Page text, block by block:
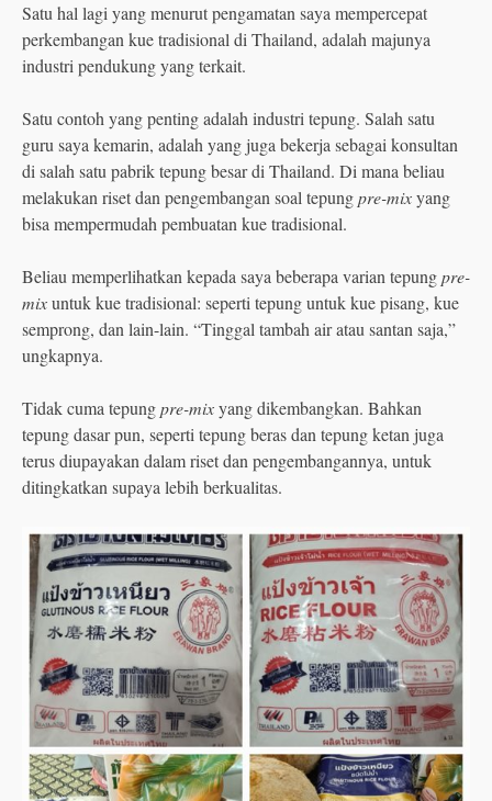
Satu hal lagi yang menurut pengamatan saya mempercepat
perkembangan kue tradisional di Thailand, adalah majunya
industri pendukung yang terkait.
Satu contoh yang penting adalah industri tepung. Salah satu
guru saya kemarin, adalah yang juga bekerja sebagai konsultan
di salah satu pabrik tepung besar di Thailand. Di mana beliau
melakukan riset dan pengembangan soal tepungpre-mixyang
bisa mempermudah pembuatan kue tradisional.
Beliau memperlihatkan kepada saya beberapa varian tepungpre-
mixuntuk kue tradisional: seperti tepung untuk kue pisang, kue
semprong, dan lain-lain. “Tinggal tambah air atau santan saja,”
ungkapnya.
Tidak cuma tepungpre-mixyang dikembangkan. Bahkan
tepung dasar pun, seperti tepung beras dan tepung ketan juga
terus diupayakan dalam riset dan pengembangannya, untuk
ditingkatkan supaya lebih berkualitas.